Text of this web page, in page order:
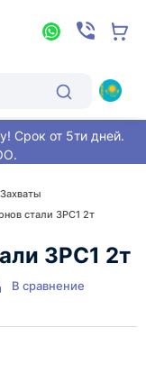
Срок от 5ти дней.
Захваты
стали ЗРС1 2т
ЗРС1 2т
В сравнение